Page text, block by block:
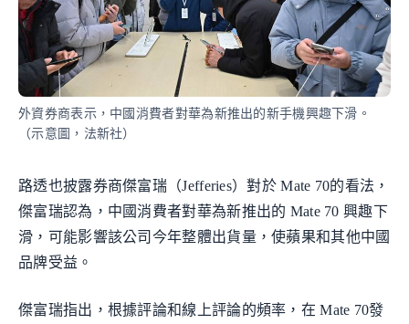
外資券商表示，中國消費者對華為新推出的新手機興趣下滑。
（示意圖，法新社）
路透也披露券商傑富瑞（Jefferies）對於 Mate 70的看法，
傑富瑞認為，中國消費者對華為新推出的 Mate 70 興趣下
滑，可能影響該公司今年整體出貨量，使蘋果和其他中國
品牌受益。
傑富瑞指出，根據評論和線上評論的頻率，在 Mate 70發